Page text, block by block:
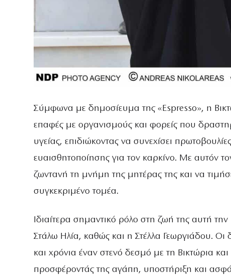
Σύμφωνα με δημοσίευμα της «Espresso», η
επαφές με οργανισμούς και φορείς που
υγείας, επιδιώκοντας να συνεχίσει
ευαισθητοποίησης για τον καρκίνο. Με αυτόν
ζωντανή τη μνήμη της μητέρας της και να
συγκεκριμένο τομέα.
Ιδιαίτερα σημαντικό ρόλο στη ζωή της αυτή
Στάλω Ηλία, καθώς και η Στέλλα Γεωργιάδου. Οι
και χρόνια έναν στενό δεσμό με τη Βικτώρια
προσφέροντάς της αγάπη, υποστήριξη και